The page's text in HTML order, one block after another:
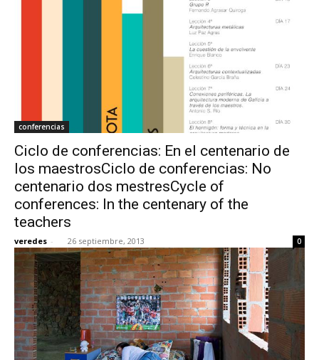
conferencias
Ciclo de conferencias: En el centenario de
los maestrosCiclo de conferencias: No
centenario dos mestresCycle of
conferences: In the centenary of the
teachers
veredes - 26 septiembre, 2013 0